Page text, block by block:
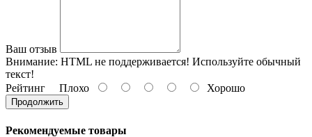
Ваш отзыв
Внимание: HTML не поддерживается! Используйте обычный
текст!
Рейтинг Плохо Хорошо
Продолжить
Рекомендуемые товары